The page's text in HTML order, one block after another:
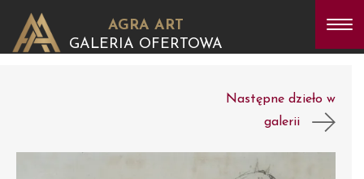
AGRA ART
GALERIA OFERTOWA
Następne dzieło w
galerii